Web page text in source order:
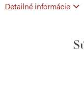
Detailné informácie